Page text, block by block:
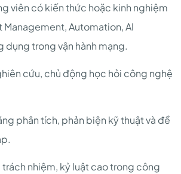
viên có kiến thức hoặc kinh nghiệm
Management, Automation, AI
dụng trong vận hành mạng.
cứu, chủ động học hỏi công nghệ
phân tích, phản biện kỹ thuật và đề
trách nhiệm, kỷ luật cao trong công